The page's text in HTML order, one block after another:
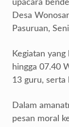
upacara
Desa
Pasuruan,
Kegiatan
hingga 07.40
13 guru, serta
Dalam
pesan moral